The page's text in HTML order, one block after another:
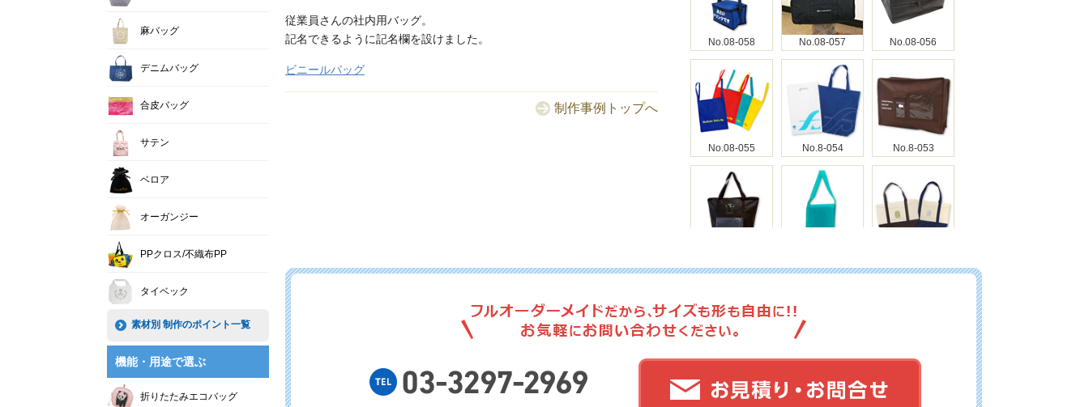
従業員さんの社内用バッグ。
記名できるように記名欄を設けました。
ビニールバッグ
制作事例トップへ
No.08-058 No.08-057 No.08-056
No.08-055 No.8-054 No.8-053
No.8-049 No.8-047 No.8-046
麻バッグ
デニムバッグ
合皮バッグ
サテン
ベロア
オーガンジー
PPクロス/不織布PP
タイベック
素材別 制作のポイント一覧
機能・用途で選ぶ
折りたたみエコバッグ